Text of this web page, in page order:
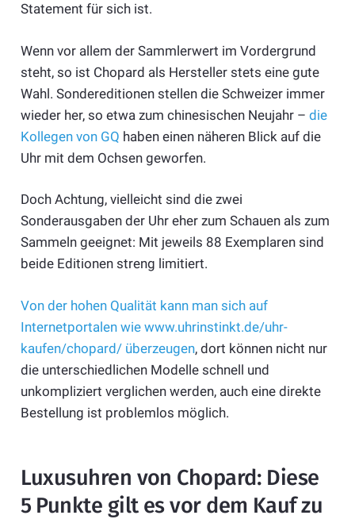
Statement für sich ist.
Wenn vor allem der Sammlerwert im Vordergrund
steht, so ist Chopard als Hersteller stets eine gute
Wahl. Sondereditionen stellen die Schweizer immer
wieder her, so etwa zum chinesischen Neujahr – die
Kollegen von GQ haben einen näheren Blick auf die
Uhr mit dem Ochsen geworfen.
Doch Achtung, vielleicht sind die zwei
Sonderausgaben der Uhr eher zum Schauen als zum
Sammeln geeignet: Mit jeweils 88 Exemplaren sind
beide Editionen streng limitiert.
Von der hohen Qualität kann man sich auf
Internetportalen wie www.uhrinstinkt.de/uhr-
kaufen/chopard/ überzeugen, dort können nicht nur
die unterschiedlichen Modelle schnell und
unkompliziert verglichen werden, auch eine direkte
Bestellung ist problemlos möglich.
Luxusuhren von Chopard: Diese
5 Punkte gilt es vor dem Kauf zu